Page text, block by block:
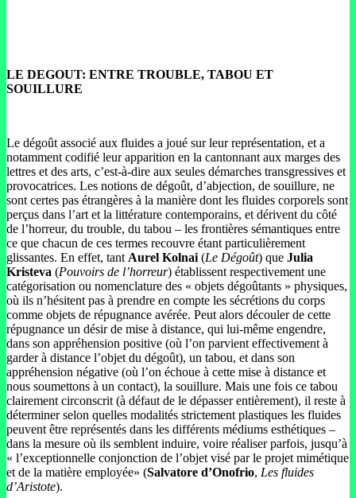
LE DEGOUT: ENTRE TROUBLE, TABOU ET
SOUILLURE
Le dégoût associé aux fluides a joué sur leur représentation, et a
notamment codifié leur apparition en la cantonnant aux marges des
lettres et des arts, c’est-à-dire aux seules démarches transgressives et
provocatrices. Les notions de dégoût, d’abjection, de souillure, ne
sont certes pas étrangères à la manière dont les fluides corporels sont
perçus dans l’art et la littérature contemporains, et dérivent du côté
de l’horreur, du trouble, du tabou – les frontières sémantiques entre
ce que chacun de ces termes recouvre étant particulièrement
glissantes. En effet, tant Aurel Kolnai (Le Dégoût) que Julia
Kristeva (Pouvoirs de l’horreur) établissent respectivement une
catégorisation ou nomenclature des « objets dégoûtants » physiques,
où ils n’hésitent pas à prendre en compte les sécrétions du corps
comme objets de répugnance avérée. Peut alors découler de cette
répugnance un désir de mise à distance, qui lui-même engendre,
dans son appréhension positive (où l’on parvient effectivement à
garder à distance l’objet du dégoût), un tabou, et dans son
appréhension négative (où l’on échoue à cette mise à distance et
nous soumettons à un contact), la souillure. Mais une fois ce tabou
clairement circonscrit (à défaut de le dépasser entièrement), il reste à
déterminer selon quelles modalités strictement plastiques les fluides
peuvent être représentés dans les différents médiums esthétiques –
dans la mesure où ils semblent induire, voire réaliser parfois, jusqu’à
« l’exceptionnelle conjonction de l’objet visé par le projet mimétique
et de la matière employée» (Salvatore d’Onofrio, Les fluides
d’Aristote).